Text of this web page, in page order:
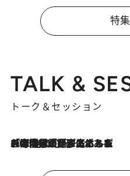
特
TALK &
トーク＆セッション
2026.8.3
「今後値上げがあるとすれば…」「リスクがあるのは今年の冬」エネルギー専門家が語る、ホルムズ海峡封鎖が家庭にもたらす“ある心配”